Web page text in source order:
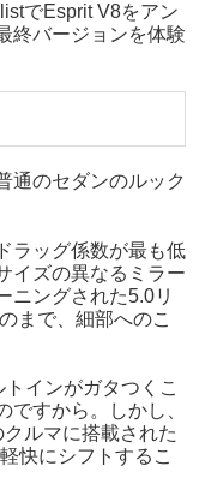
でEsprit V8をアン
終バージョンを体験
通のセダンのルック
ラッグ係数が最も低
イズの異なるミラー
ニングされた5.0リ
まで、細部へのこ
インがガタつくこ
ですから。しかし、
ルマに搭載された
快にシフトするこ